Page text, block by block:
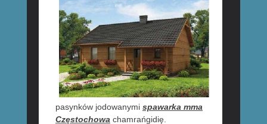
pasynków jodowanymi spawarka mma
Częstochowachamrańgidię.